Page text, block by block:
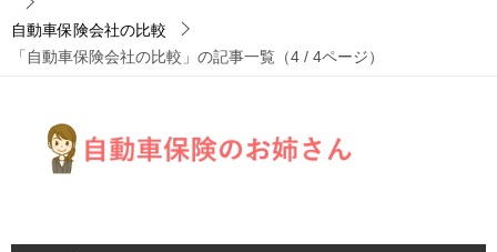
自動車保険会社の比較
「自動車保険会社の比較」の記事一覧（4 / 4ページ）